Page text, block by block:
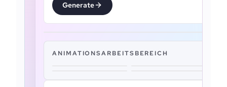
Generate
ANIMATIONSARBEITSBEREICH